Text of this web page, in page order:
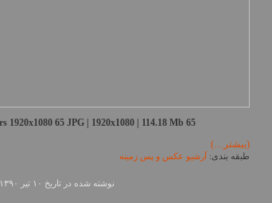
65 HD Nature Wallpapers 1920x1080
65 JPG | 1920x1080 | 114.18 Mb
(بیشتر…)
طبقه بندی: آرشیو عکس و پس زمینه
نوشته شده در تاريخ ۱۰ تیر ۱۳۹۰ |